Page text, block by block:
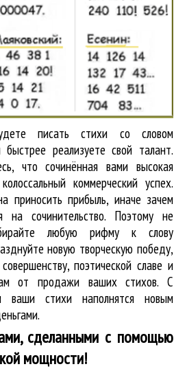
писать стихи со словом
быстрее реализуете свой талант.
что сочинённая вами высокая
коммерческий успех.
приносить прибыль, иначе зачем
на сочинительство. Поэтому не
любую рифму к слову
новую творческую победу,
поэтической славе и
от продажи ваших стихов. С
ваши стихи наполнятся новым
сделанными с помощью
мощности!